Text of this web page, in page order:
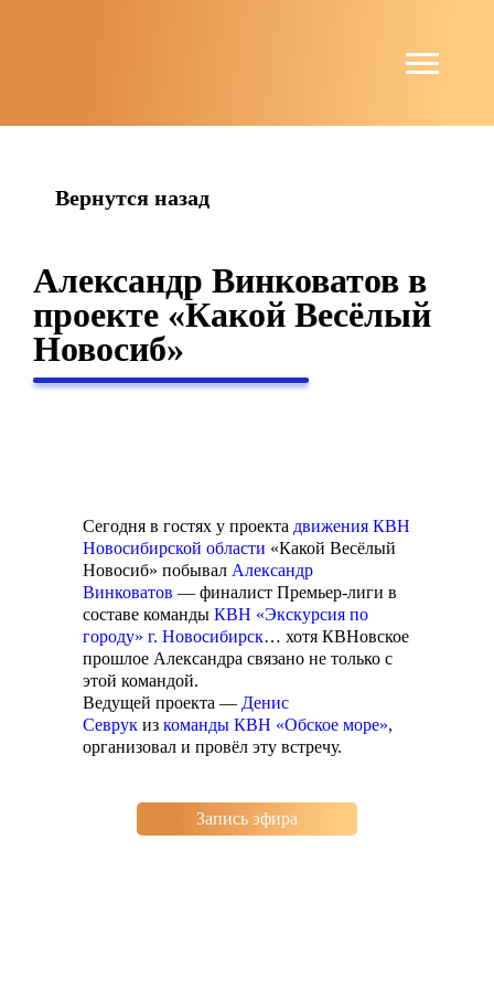
Вернутся назад
Александр Винковатов в
проекте «Какой Весёлый
Новосиб»
Сегодня в гостях у проекта движения КВН
Новосибирской области «Какой Весёлый
Новосиб» побывал Александр
Винковатов — финалист Премьер-лиги в
составе команды КВН «Экскурсия по
городу» г. Новосибирск… хотя КВНовское
прошлое Александра связано не только с
этой командой.
Ведущей проекта — Денис
Севрук из команды КВН «Обское море»,
организовал и провёл эту встречу.
Запись эфира